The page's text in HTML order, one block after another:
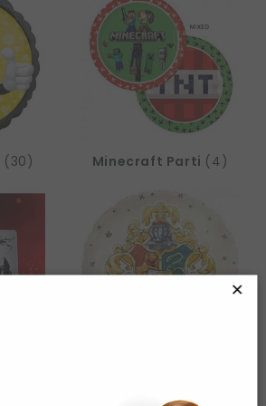
(30) Minecraft Parti (4)
×